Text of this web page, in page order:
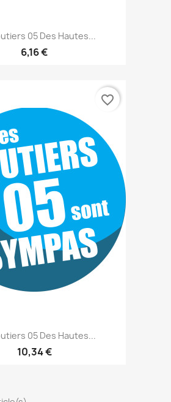
05 Des Hautes...
6,16 €
05 Des Hautes...
10,34 €
favorite_border